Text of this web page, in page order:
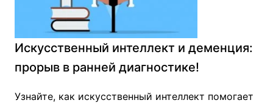
Искусственный интеллект и деменция:
прорыв в ранней диагностике!
Узнайте, как искусственный интеллект помогает